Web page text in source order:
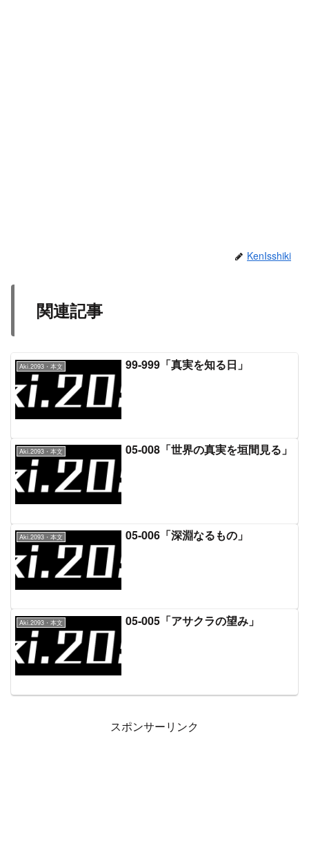
KenIsshiki
関連記事
Aki.2093・本文 99-999「真実を知る日」
Aki.2093・本文 05-008「世界の真実を垣間見る」
Aki.2093・本文 05-006「深淵なるもの」
Aki.2093・本文 05-005「アサクラの望み」
スポンサーリンク